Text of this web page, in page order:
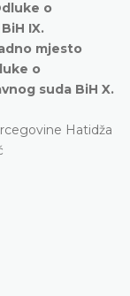
o
IX.
mjesto
o
suda BiH X.
Hatidža